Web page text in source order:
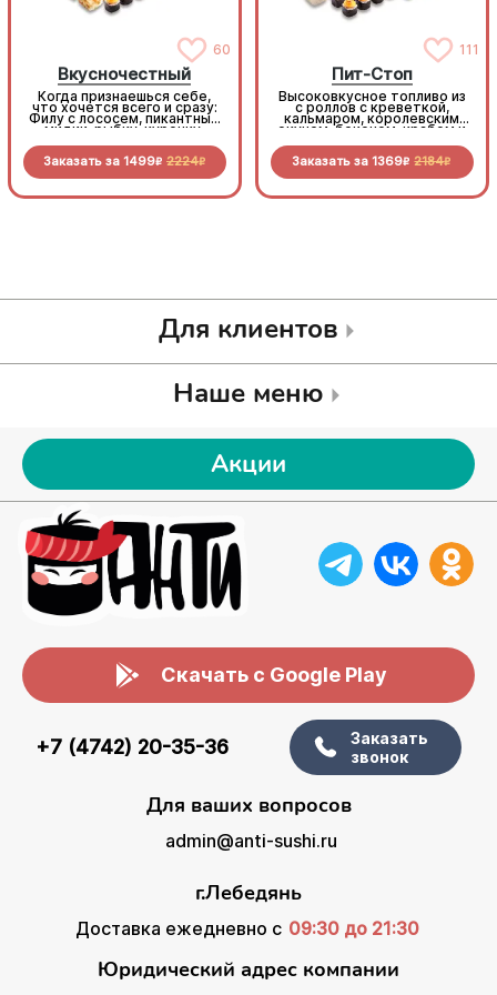
60
Вкусночестный
Когда признаешься себе,
что хочется всего и сразу:
Филу с лососем, пикантные
мидии, рыбку, курочку,
Честно, вкусно, по очень
выгодной цене
Заказать за 1499R 2224R
111
Пит-Стоп
Высоковкусное топливо из
с роллов с креветкой,
кальмаром, королевским
окунем, беконом, крабом и
Заправься до полного!
Заказать за 1369R 2184R
Для клиентов
Наше меню
Акции
Скачать с Google Play
+7 (4742) 20-35-36
Заказать
звонок
Для ваших вопросов
admin@anti-sushi.ru
г.Лебедянь
Доставка ежедневно с 09:30 до 21:30
Юридический адрес компании